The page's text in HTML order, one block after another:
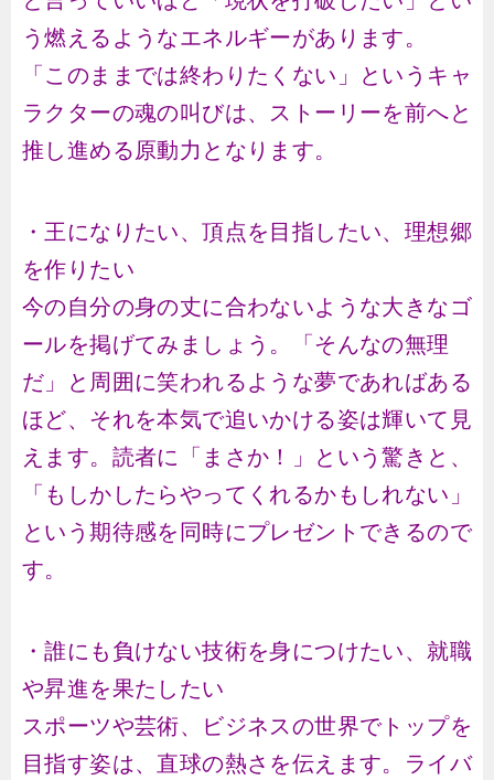
う燃えるようなエネルギーがあります。
「このままでは終わりたくない」というキャ
ラクターの魂の叫びは、ストーリーを前へと
推し進める原動力となります。
・王になりたい、頂点を目指したい、理想郷
を作りたい
今の自分の身の丈に合わないような大きなゴ
ールを掲げてみましょう。「そんなの無理
だ」と周囲に笑われるような夢であればある
ほど、それを本気で追いかける姿は輝いて見
えます。読者に「まさか！」という驚きと、
「もしかしたらやってくれるかもしれない」
という期待感を同時にプレゼントできるので
す。
・誰にも負けない技術を身につけたい、就職
や昇進を果たしたい
スポーツや芸術、ビジネスの世界でトップを
目指す姿は、直球の熱さを伝えます。ライバ